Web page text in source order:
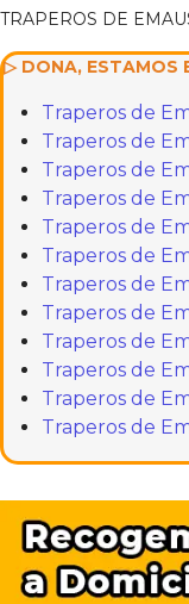
TRAPEROS DE
▷ DONA, ESTAMOS
Traperos de
Traperos de
Traperos de
Traperos de
Traperos de
Traperos de
Traperos de
Traperos de
Traperos de
Traperos de
Traperos de
Traperos de